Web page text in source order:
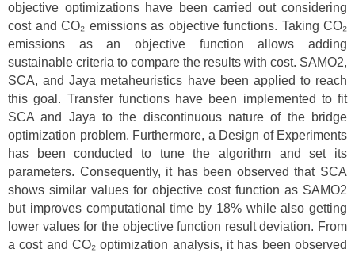
objective optimizations have been carried out considering
cost and CO₂ emissions as objective functions. Taking CO₂
emissions as an objective function allows adding
sustainable criteria to compare the results with cost. SAMO2,
SCA, and Jaya metaheuristics have been applied to reach
this goal. Transfer functions have been implemented to fit
SCA and Jaya to the discontinuous nature of the bridge
optimization problem. Furthermore, a Design of Experiments
has been conducted to tune the algorithm and set its
parameters. Consequently, it has been observed that SCA
shows similar values for objective cost function as SAMO2
but improves computational time by 18% while also getting
lower values for the objective function result deviation. From
a cost and CO₂ optimization analysis, it has been observed